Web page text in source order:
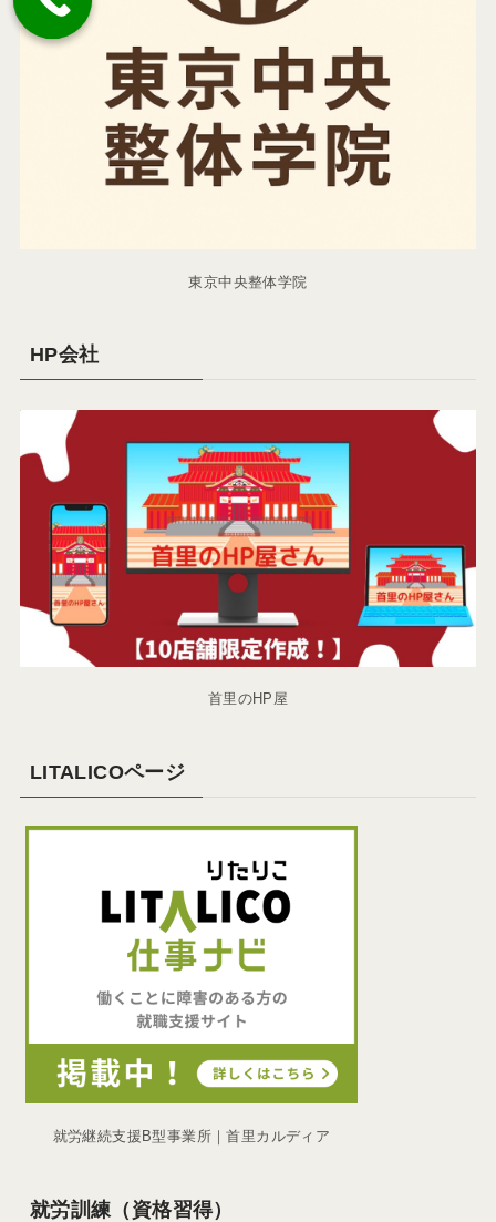
東京中央整体学院
HP会社
首里のHP屋
LITALICOページ
就労継続支援B型事業所｜首里カルディア
就労訓練（資格習得）